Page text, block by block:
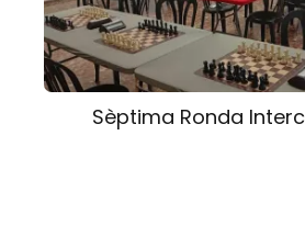
Sèptima Ronda